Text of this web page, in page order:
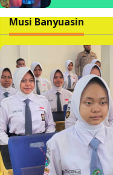
Musi Banyuasin